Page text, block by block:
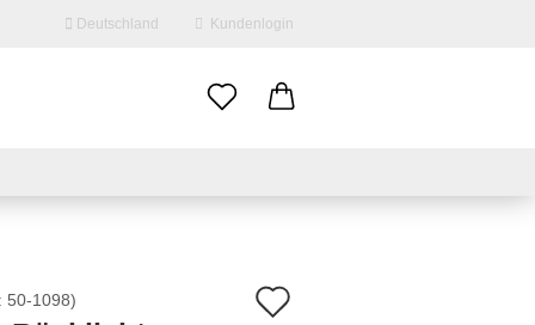
Deutschland Kundenlogin
50-1098)